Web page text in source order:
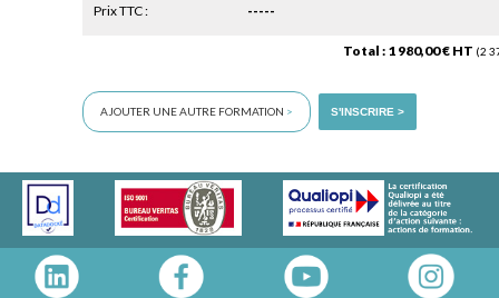
Total : 1 980,00 € HT (2
Prix TTC :
-----
AJOUTER UNE AUTRE FORMATION > S'INSCRIRE >